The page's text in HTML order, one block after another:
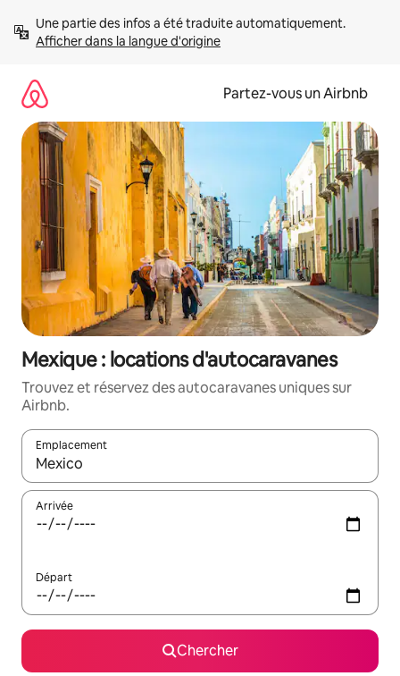
directement
Afficher dans la langue d'origine
Partez-vous un Airbnb
Mexique : locations d'autocaravanes
Trouvez et réservez des autocaravanes uniques sur
Airbnb.
Emplacement
Quand les résultats sont affichés, parcourez-les en utilisant
Arrivée
Départ
Chercher